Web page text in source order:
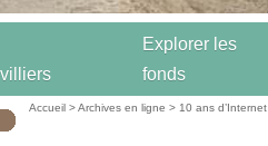
Explorer les
fonds
Accueil >Archives en ligne > 10 ans d’Internet